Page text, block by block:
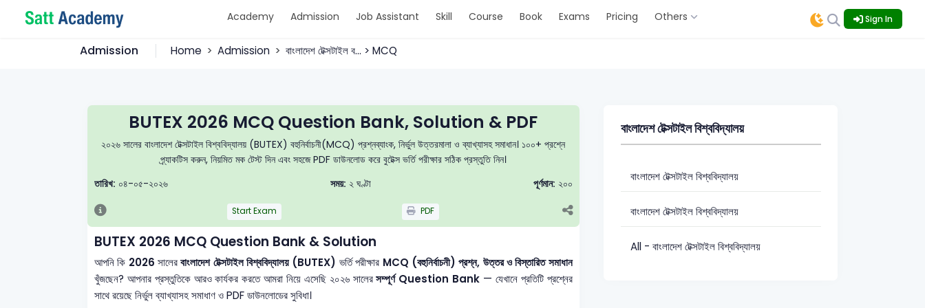
Academy Admission Job Assistant Skill Course Book Exams Pricing Others Sign In
Admission Home Admission বাংলাদেশ টেক্সটাইল ব... > MCQ
BUTEX 2026 MCQ Question Bank, Solution & PDF
২০২৬ সালের বাংলাদেশ টেক্সটাইল বিশ্ববিদ্যালয় (BUTEX) বহুনির্বাচনী(MCQ) প্রশ্নব্যাংক, নির্ভুল উত্তরমালা ও ব্যাখ্যাসহ সমাধান। ১০০+ প্রশ্নে
প্র্যাকটিস করুন, নিয়মিত মক টেস্ট দিন এবং সহজে PDF ডাউনলোড করে বুটেক্স ভর্তি পরীক্ষার সঠিক প্রস্তুতি নিন।
তারিখ: ০৪-০৫-২০২৬ সময়: ২ ঘণ্টা পূর্ণমান: ২০০
Start Exam PDF
BUTEX 2026 MCQ Question Bank & Solution
আপনি কি 2026 সালেরবাংলাদেশ টেক্সটাইল বিশ্ববিদ্যালয় (BUTEX) ভর্তি পরীক্ষার MCQ (বহুনির্বাচনী) প্রশ্ন, উত্তর ও বিস্তারিত সমাধান
খুঁজছেন? আপনার প্রস্তুতিকে আরও কার্যকর করতে আমরা নিয়ে এসেছি ২০২৬ সালেরসম্পূর্ণ Question Bank — যেখানে প্রতিটি প্রশ্নের
সাথে রয়েছে নির্ভুল ব্যাখ্যাসহ সমাধাণ ও PDF ডাউনলোডের সুবিধা।
বাংলাদেশ টেক্সটাইল বিশ্ববিদ্যালয়
বাংলাদেশ টেক্সটাইল বিশ্ববিদ্যালয়
বাংলাদেশ টেক্সটাইল বিশ্ববিদ্যালয়
All - বাংলাদেশ টেক্সটাইল বিশ্ববিদ্যালয়